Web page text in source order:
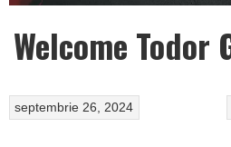
Welcome Todor
septembrie 26, 2024